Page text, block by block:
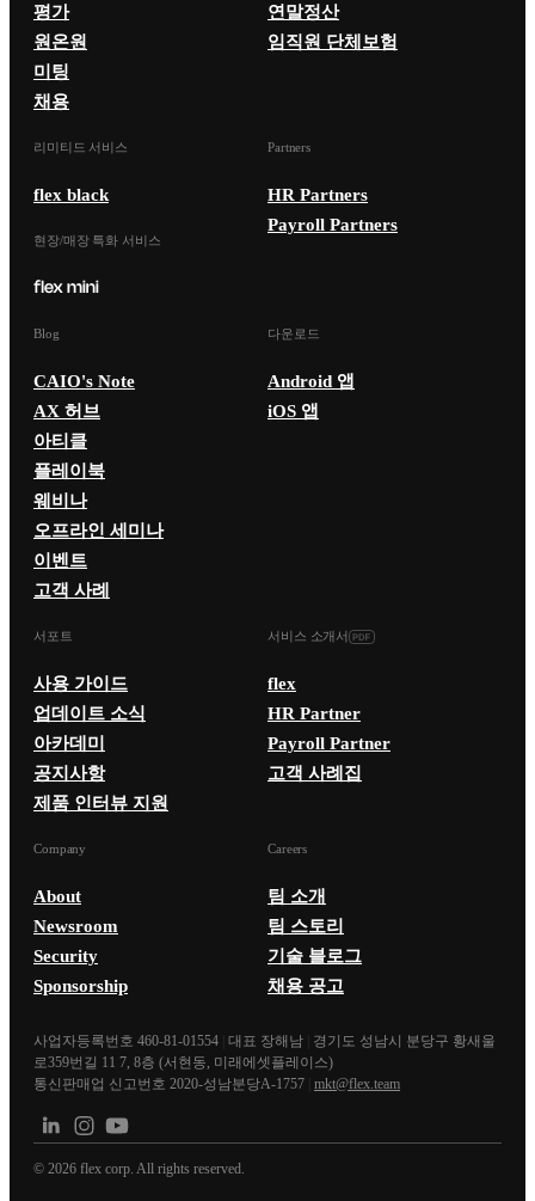
평가
원온원
미팅
채용
연말정산
임직원 단체보험
리미티드 서비스
flex black
현장/매장 특화 서비스
Partners
HR Partners
Payroll Partners
Blog
CAIO's Note
AX 허브
아티클
플레이북
웨비나
오프라인 세미나
이벤트
고객 사례
다운로드
Android 앱
iOS 앱
서포트
사용 가이드
업데이트 소식
아카데미
공지사항
제품 인터뷰 지원
서비스 소개서
flex
HR Partner
Payroll Partner
고객 사례집
Company
About
Newsroom
Security
Sponsorship
Careers
팀 소개
팀 스토리
기술 블로그
채용 공고
사업자등록번호 460-81-01554 대표 장해남
경기도 성남시 분당구 황새울
로359번길 11 7, 8층 (서현동, 미래에셋플레이스)
통신판매업 신고번호 2020-성남분당A-1757 mkt@flex.team
© 2026 flex corp. All rights reserved.